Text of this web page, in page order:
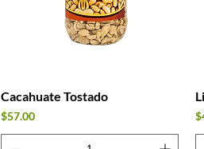
Vista rápida
Cacahuate Tostado
Precio
$57.00